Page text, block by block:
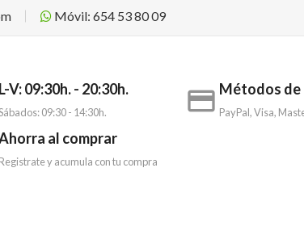
Móvil: 654 53 80 09
L-V: 09:30h. - 20:30h.
09:30 - 14:30h. payment Métodos de
PayPal, Visa,
al comprar
Registrate y acumula con tu compra